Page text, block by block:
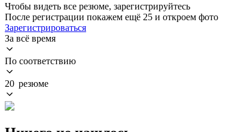
Чтобы видеть все резюме, зарегистрируйтесь
После регистрации покажем ещё 25 и откроем фото
Зарегистрироваться
За всё время
По соответствию
20 резюме